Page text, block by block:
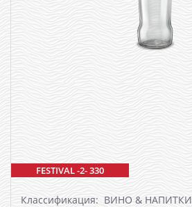
FESTIVAL -2- 330
Классификация: ВИНО & НАПИТКИ